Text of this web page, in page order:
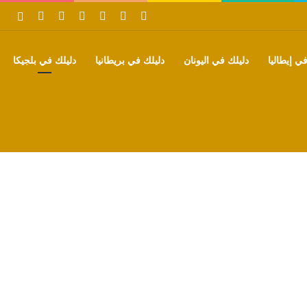
فيسبوك بينتيريست‫YouTube
تيلقرام واتساب
إيطاليا دليلك في اليونان دليلك في بريطانيا دليلك في بلجيكا